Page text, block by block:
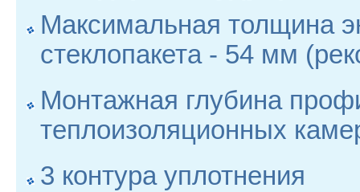
Максимальная толщина
стеклопакета - 54 мм
Монтажная глубина
теплоизоляционных
3 контура уплотнения